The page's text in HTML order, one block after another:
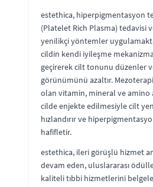
estethica, hiperpigmentasyon
(Platelet Rich Plasma) tedavisi
yenilikçi yöntemler
cildin kendi iyileşme
geçirerek cilt tonunu düzenler
görünümünü azaltır.
olan vitamin, mineral ve amino
cilde enjekte edilmesiyle cilt
hızlandırır ve
hafifletir.
estethica, ileri görüşlü hizmet
devam eden, uluslararası
kaliteli tıbbi hizmetlerini